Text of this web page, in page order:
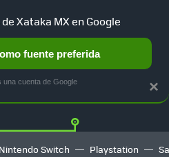
Twitter
Nintendo Switch Playstation
×
Xataka MX en Google
fuente preferida
una cuenta de Google